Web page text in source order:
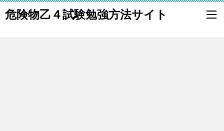
危険物乙４試験勉強方法サイト